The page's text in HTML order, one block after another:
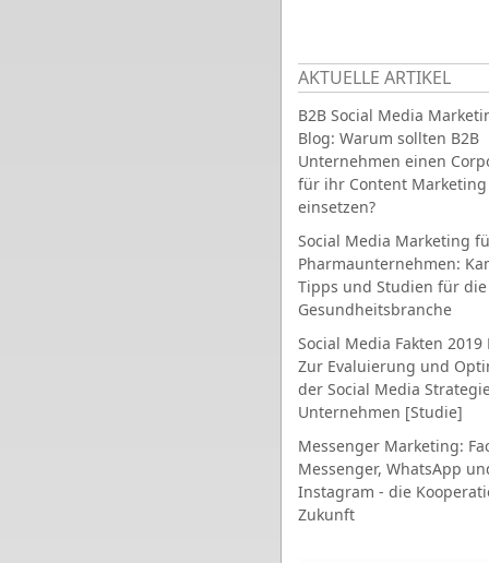
AKTUELLE ARTIKEL
B2B Social Media
Blog: Warum sollten B2B
Unternehmen einen
für ihr Content Marketing
einsetzen?
Social Media Marketing
Pharmaunternehmen:
Tipps und Studien für die
Gesundheitsbranche
Social Media Fakten 2019
Zur Evaluierung und
der Social Media
Unternehmen [Studie]
Messenger Marketing:
Messenger, WhatsApp
Instagram - die
Zukunft